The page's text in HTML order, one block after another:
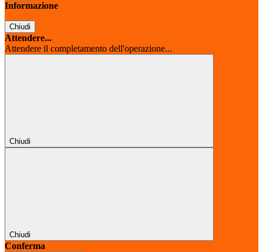
Informazione
Chiudi
Attendere...
Attendere il completamento dell'operazione...
Chiudi
Chiudi
Conferma